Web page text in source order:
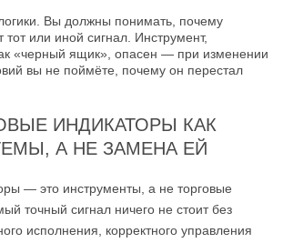
Вы должны понимать, почему
тот или иной сигнал. Инструмент,
«черный ящик», опасен — при изменении
вы не поймёте, почему он перестал
ИНДИКАТОРЫ КАК
А НЕ ЗАМЕНА ЕЙ
— это инструменты, а не торговые
точный сигнал ничего не стоит без
исполнения, корректного управления